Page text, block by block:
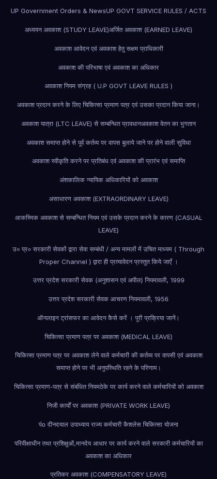
UP Government Orders & NewsUP GOVT SERVICE RULES / ACTS
अध्ययन अवकाश (STUDY LEAVE)अर्जित अवकाश (EARNED LEAVE)
अवकाश आवेदन एवं अवकाश हेतु सक्षम प्राधिकारी
अवकाश की परिभाषा एवं अवकाश का अधिकार
अवकाश नियम संग्रह ( U.P GOVT LEAVE RULES )
अवकाश प्रदान करने के लिए चिकित्सा प्रमाण पत्र एवं उसका प्रदान किया जाना।
अवकाश यात्रा (LTC LEAVE) से सम्बन्धित प्रावधानअवकाश वेतन का भुगतान
अवकाश समाप्त होने से पूर्व कर्तव्य पर वापस बुलाये जाने पर होने वाली सुविधा
अवकाश स्वीकृति करने पर प्रतिबंध एवं अवकाश की प्रारंभ एवं समाप्ति
अंशकालिक न्यायिक अधिकारियों को अवकाश
असाधारण अवकाश (EXTRAORDINARY LEAVE)
आकस्मिक अवकाश से सम्बन्धित नियम एवं उसके प्रदान करने के कारण (CASUAL
LEAVE)
उ० प्र० सरकारी सेवकों द्वारा सेवा सम्बंधी / अन्य मामलों में उचित माध्यम ( Through
Proper Channel ) द्वारा ही प्रत्यावेदन प्रस्तुत किये जाएँ ।
उत्तर प्रदेश सरकारी सेवक (अनुशासन एवं अपील) नियमावली, 1999
उत्तर प्रदेश सरकारी सेवक आचरण नियमावली, 1956
ऑनलाइन ट्रांसफर का आवेदन कैसे करें । पूरी प्रक्रिया जानें।
चिकित्सा प्रमाण पत्र पर अवकाश (MEDICAL LEAVE)
चिकित्सा प्रमाण पत्र पर अवकाश लेने वाले कर्मचारी की कर्तव्य पर वापसी एवं अवकाश
समाप्त होने पर भी अनुपस्थिति रहने के परिणाम।
चिकित्सा प्रमाण-पत्र से संबंधित नियमठेके पर कार्य करने वाले कर्मचारियों को अवकाश
निजी कार्यों पर अवकाश (PRIVATE WORK LEAVE)
पंo दीनदयाल उपाध्याय राज्य कर्मचारी कैशलेस चिकित्सा योजना
परिवीक्षाधीन तथा प्रशिक्षुओं,मानदेय आधार पर कार्य करने वाले सरकारी कर्मचारियों का
अवकाश का अधिकार
प्रतिकर अवकाश (COMPENSATORY LEAVE)